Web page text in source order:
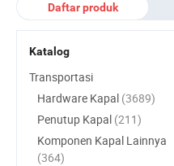
Daftar produk
Katalog
Transportasi
Hardware Kapal (3689)
Penutup Kapal (211)
Komponen Kapal Lainnya
(364)